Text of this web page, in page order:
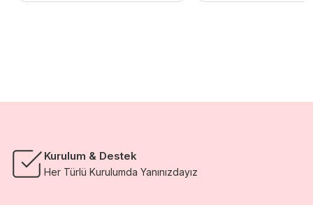
Kurulum & Destek
Her Türlü Kurulumda Yanınızdayız